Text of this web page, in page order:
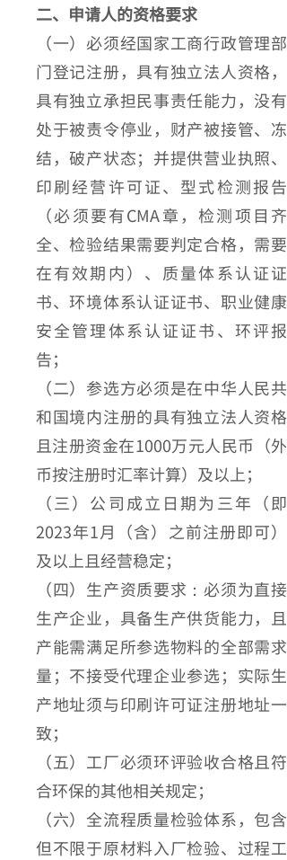
二、申请人的资格要求
（一）必须经国家工商行政管理部
门登记注册，具有独立法人资格，
具有独立承担民事责任能力，没有
处于被责令停业，财产被接管、冻
结，破产状态；并提供营业执照、
印刷经营许可证、型式检测报告
（必须要有CMA章，检测项目齐
全、检验结果需要判定合格，需要
在有效期内）、质量体系认证证
书、环境体系认证证书、职业健康
安全管理体系认证证书、环评报
告；
（二）参选方必须是在中华人民共
和国境内注册的具有独立法人资格
且注册资金在1000万元人民币（外
币按注册时汇率计算）及以上；
（三）公司成立日期为三年（即
2023年1月（含）之前注册即可）
及以上且经营稳定；
（四）生产资质要求：必须为直接
生产企业，具备生产供货能力，且
产能需满足所参选物料的全部需求
量；不接受代理企业参选；实际生
产地址须与印刷许可证注册地址一
致；
（五）工厂必须环评验收合格且符
合环保的其他相关规定；
（六）全流程质量检验体系，包含
但不限于原材料入厂检验、过程工